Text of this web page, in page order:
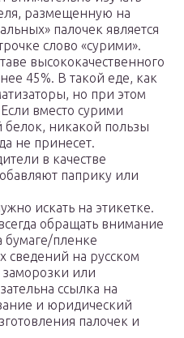
размещенную на
палочек является
слово «сурими».
высококачественного
45%. В такой еде, как
но при этом
вместо сурими
никакой пользы
не принесет.
в качестве
паприку или
искать на этикетке.
обращать внимание
бумаге/пленке
сведений на русском
заморозки или
ссылка на
и юридический
палочек и